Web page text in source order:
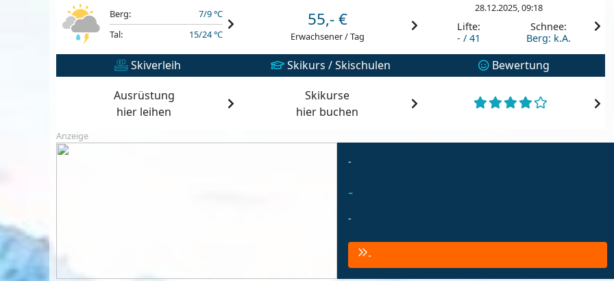
Berg:
7/9 °C
Tal:
15/24 °C
55,- €
Erwachsener / Tag
28.12.2025, 09:18
Lifte:
- / 41
Schnee:
Berg: k.A.
Skiverleih
Ausrüstung
hier leihen
Skikurs / Skischulen
Skikurse
hier buchen
Bewertung
Anzeige
-
-
-
-